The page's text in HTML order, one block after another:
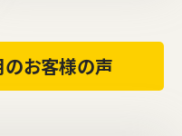
のお客様の声